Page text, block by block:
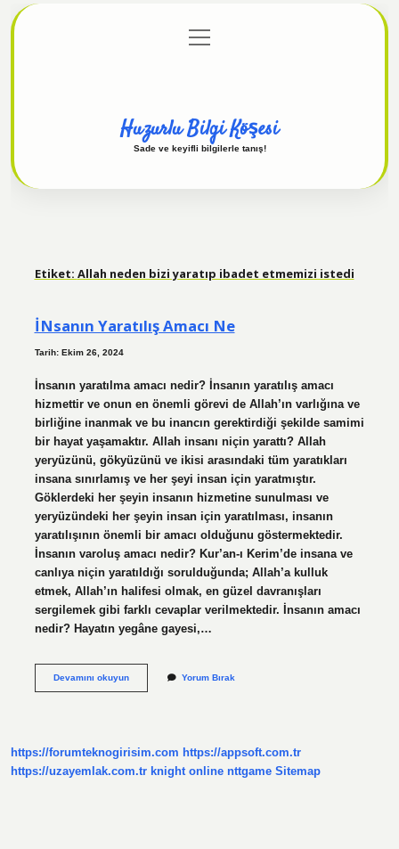
Gizlilik Politikası
menüyü
aç
Huzurlu Bilgi Köşesi
Sade ve keyifli bilgilerle tanış!
Etiket: Allah neden bizi yaratıp ibadet etmemizi istedi
İNsanın Yaratılış Amacı Ne
Tarih: Ekim 26, 2024
İnsanın yaratılma amacı nedir? İnsanın yaratılış amacı
hizmettir ve onun en önemli görevi de Allah’ın varlığına ve
birliğine inanmak ve bu inancın gerektirdiği şekilde samimi
bir hayat yaşamaktır. Allah insanı niçin yarattı? Allah
yeryüzünü, gökyüzünü ve ikisi arasındaki tüm yaratıkları
insana sınırlamış ve her şeyi insan için yaratmıştır.
Göklerdeki her şeyin insanın hizmetine sunulması ve
yeryüzündeki her şeyin insan için yaratılması, insanın
yaratılışının önemli bir amacı olduğunu göstermektedir.
İnsanın varoluş amacı nedir? Kur’an-ı Kerim’de insana ve
canlıya niçin yaratıldığı sorulduğunda; Allah’a kulluk
etmek, Allah’ın halifesi olmak, en güzel davranışları
sergilemek gibi farklı cevaplar verilmektedir. İnsanın amacı
nedir? Hayatın yegâne gayesi,…
Devamını okuyunİNsanın
Yorum Bırak
https://forumteknogirisim.com https://appsoft.com.tr
https://uzayemlak.com.tr knight online nttgame Sitemap